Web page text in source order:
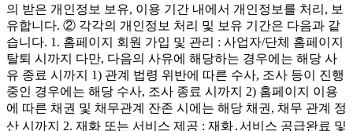
의 받은 개인정보 보유, 이용 기간 내에서 개인정보를 처리, 보
유합니다. ② 각각의 개인정보 처리 및 보유 기간은 다음과 같
습니다. 1. 홈페이지 회원 가입 및 관리 : 사업자/단체 홈페이지
탈퇴 시까지 다만, 다음의 사유에 해당하는 경우에는 해당 사
유 종료 시까지 1) 관계 법령 위반에 따른 수사, 조사 등이 진행
중인 경우에는 해당 수사, 조사 종료 시까지 2) 홈페이지 이용
에 따른 채권 및 채무관계 잔존 시에는 해당 채권, 채무 관계 정
산 시까지 2. 재화 또는 서비스 제공 : 재화․서비스 공급완료 및